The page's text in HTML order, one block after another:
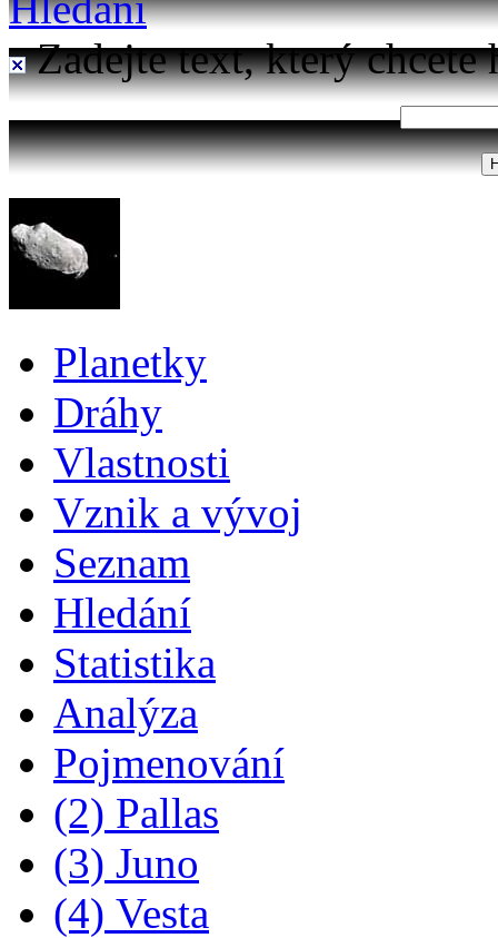
Zadejte text, který chcete
Planetky
Dráhy
Vlastnosti
Vznik a vývoj
Seznam
Hledání
Statistika
Analýza
Pojmenování
(2) Pallas
(3) Juno
(4) Vesta